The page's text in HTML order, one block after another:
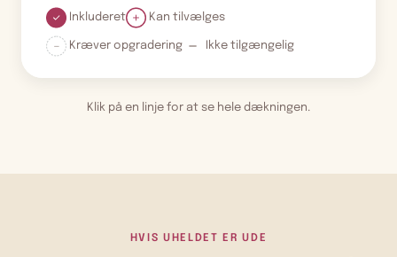
Inkluderet Kan tilvælges
Kræver opgradering Ikke tilgængelig
Klik på en linje for at se hele dækningen.
HVIS UHELDET ER UDE